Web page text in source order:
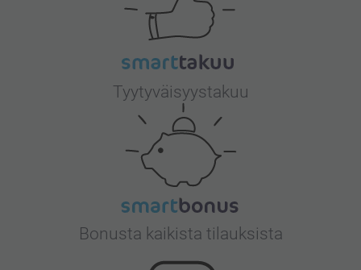
Tyytyväisyystakuu
Bonusta kaikista tilauksista